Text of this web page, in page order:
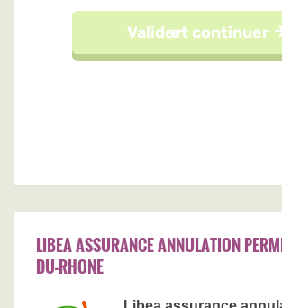
LIBEA ASSURANCE ANNULATION
DU-RHONE